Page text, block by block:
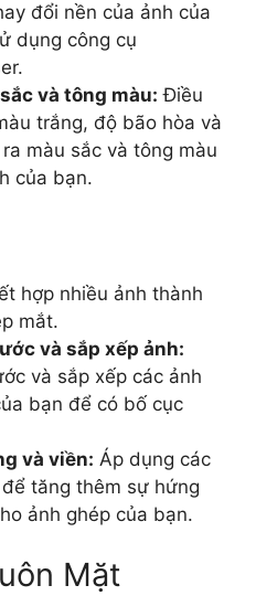
đổi nền của ảnh của
dụng công cụ
và tông màu: Điều
trắng, độ bão hòa và
màu sắc và tông màu
của bạn.
hợp nhiều ảnh thành
mắt.
và sắp xếp ảnh:
và sắp xếp các ảnh
bạn để có bố cục
và viền: Áp dụng các
tăng thêm sự hứng
ảnh ghép của bạn.
Mặt